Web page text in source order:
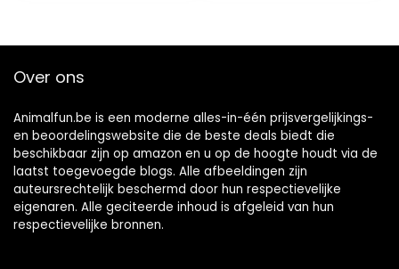
Over ons
Animalfun.be is een moderne alles-in-één prijsvergelijkings-
en beoordelingswebsite die de beste deals biedt die
beschikbaar zijn op amazon en u op de hoogte houdt via de
laatst toegevoegde blogs. Alle afbeeldingen zijn
auteursrechtelijk beschermd door hun respectievelijke
eigenaren. Alle geciteerde inhoud is afgeleid van hun
respectievelijke bronnen.